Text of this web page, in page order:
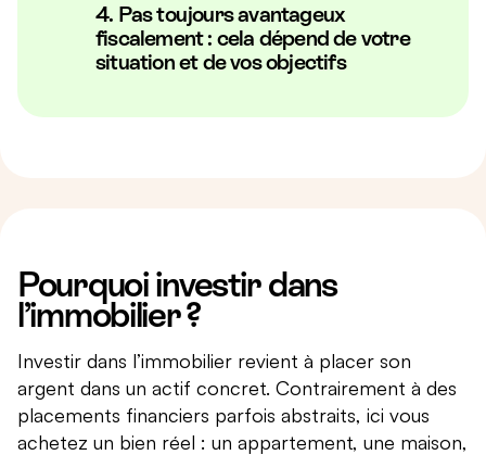
4. Pas toujours avantageux
fiscalement : cela dépend de votre
situation et de vos objectifs
Pourquoi investir dans
l’immobilier ?
Investir dans l’immobilier revient à placer son
argent dans un actif concret. Contrairement à des
placements financiers parfois abstraits, ici vous
achetez un bien réel : un appartement, une maison,